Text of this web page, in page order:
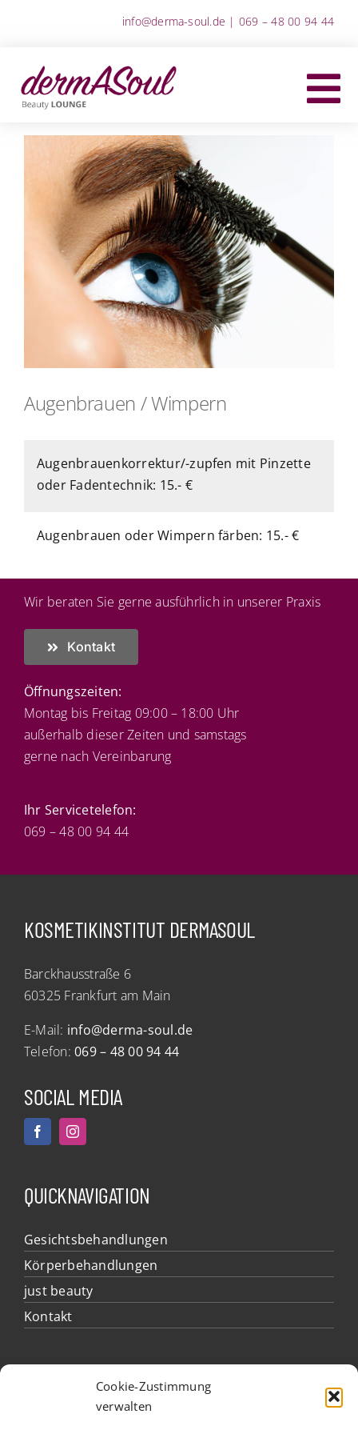
Cookie-Zustimmung
verwalten
info@derma-soul.de | 069 – 48 00 94 44
Augenbrauen / Wimpern
Augenbrauenkorrektur/-zupfen mit Pinzette
oder Fadentechnik: 15.- €
Augenbrauen oder Wimpern färben: 15.- €
Wir beraten Sie gerne ausführlich in unserer Praxis
Kontakt
Öffnungszeiten:
Montag bis Freitag 09:00 – 18:00 Uhr
außerhalb dieser Zeiten und samstags
gerne nach Vereinbarung
Ihr Servicetelefon:
069 – 48 00 94 44
KOSMETIKINSTITUT DERMASOUL
Barckhausstraße 6
60325 Frankfurt am Main
E-Mail: info@derma-soul.de
Telefon:069 – 48 00 94 44
SOCIAL MEDIA
QUICKNAVIGATION
Gesichtsbehandlungen
Körperbehandlungen
just beauty
Kontakt
ÖFFNUNGSZEITEN